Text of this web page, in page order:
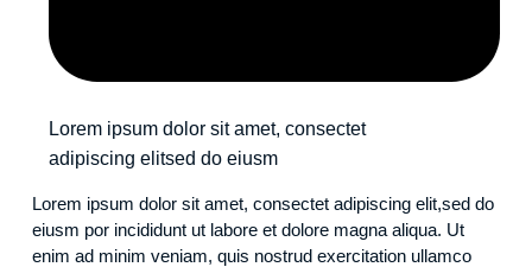
Lorem ipsum dolor sit amet, consectet
adipiscing elitsed do eiusm
Lorem ipsum dolor sit amet, consectet adipiscing elit,sed do
eiusm por incididunt ut labore et dolore magna aliqua. Ut
enim ad minim veniam, quis nostrud exercitation ullamco